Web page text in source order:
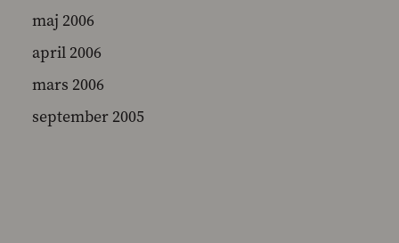
maj 2006
april 2006
mars 2006
september 2005